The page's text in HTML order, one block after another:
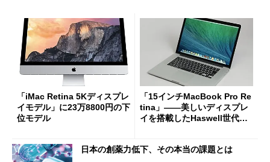
「iMac Retina 5Kディスプレ
イモデル」に23万8800円の下
位モデル
「15インチMacBook Pro Re
tina」――美しいディスプレ
イを搭載したHaswell世代の1
日本の創薬力低下、その本当の課題とは